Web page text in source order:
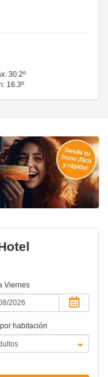
30.2º
16.3º
Viernes
habitación